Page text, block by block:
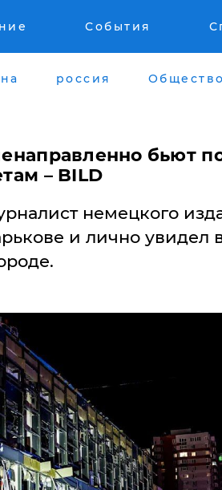
События
россия Общество
бьют
– BILD
немецкого
и лично увидел